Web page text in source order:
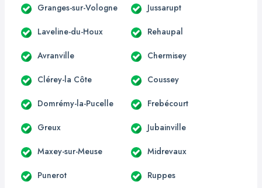
Granges-sur-Vologne Jussarupt
Laveline-du-Houx Rehaupal
Avranville Chermisey
Clérey-la Côte Coussey
Domrémy-la-Pucelle Frebécourt
Greux Jubainville
Maxey-sur-Meuse Midrevaux
Punerot Ruppes